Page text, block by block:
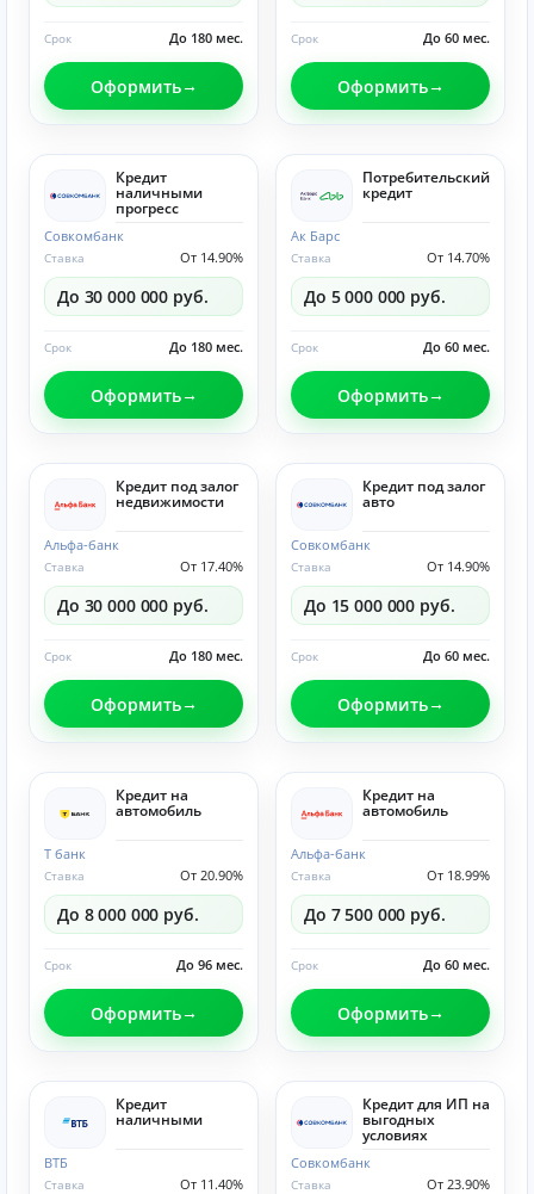
До 180 мес.
Срок
Оформить
До 60 мес.
Срок
Оформить
Кредит
наличными
прогресс
Совкомбанк
От 14.90%
Ставка
До 30 000 000 руб.
До 180 мес.
Срок
Оформить
Потребительский
кредит
Ак Барс
От 14.70%
Ставка
До 5 000 000 руб.
До 60 мес.
Срок
Оформить
Кредит под залог
недвижимости
Альфа-банк
От 17.40%
Ставка
До 30 000 000 руб.
До 180 мес.
Срок
Оформить
Кредит под залог
авто
Совкомбанк
От 14.90%
Ставка
До 15 000 000 руб.
До 60 мес.
Срок
Оформить
Кредит на
автомобиль
Т банк
От 20.90%
Ставка
До 8 000 000 руб.
До 96 мес.
Срок
Оформить
Кредит на
автомобиль
Альфа-банк
От 18.99%
Ставка
До 7 500 000 руб.
До 60 мес.
Срок
Оформить
Кредит
наличными
ВТБ
От 11.40%
Ставка
Кредит для ИП на
выгодных
условиях
Совкомбанк
От 23.90%
Ставка